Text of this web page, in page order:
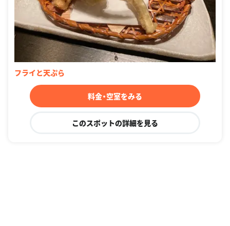
フライと天ぷら
料金・空室をみる
このスポットの詳細を見る